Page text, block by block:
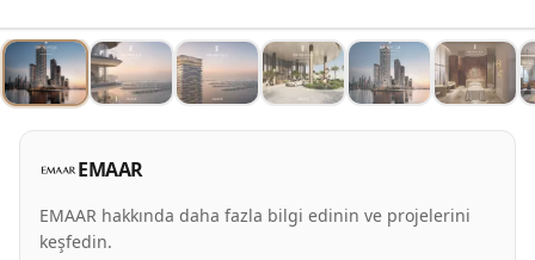
EMAAR
EMAAR hakkında daha fazla bilgi edinin ve projelerini
keşfedin.